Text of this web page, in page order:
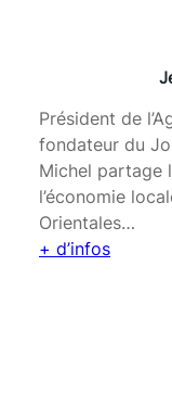
Président de
fondateur du
Michel partage
l’économie
Orientales…
+ d’infos